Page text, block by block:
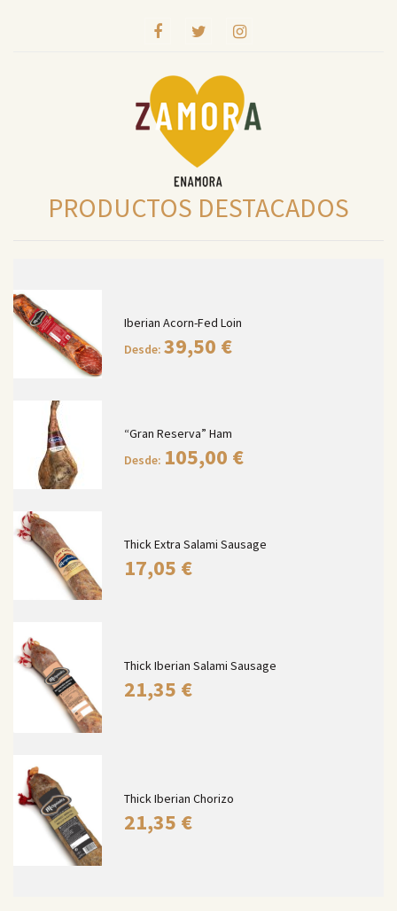
PRODUCTOS DESTACADOS
Iberian Acorn-Fed Loin
Desde: 39,50 €
“Gran Reserva” Ham
Desde: 105,00 €
Thick Extra Salami Sausage
17,05 €
Thick Iberian Salami Sausage
21,35 €
Thick Iberian Chorizo
21,35 €